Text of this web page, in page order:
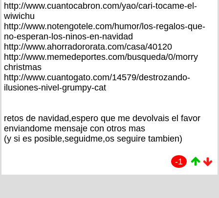
http://www.cuantocabron.com/yao/cari-tocame-el-
wiwichu
http://www.notengotele.com/humor/los-regalos-que-
no-esperan-los-ninos-en-navidad
http://www.ahorradororata.com/casa/40120
http://www.memedeportes.com/busqueda/0/morry
christmas
http://www.cuantogato.com/14579/destrozando-
ilusiones-nivel-grumpy-cat
retos de navidad,espero que me devolvais el favor
enviandome mensaje con otros mas
(y si es posible,seguidme,os seguire tambien)
-1